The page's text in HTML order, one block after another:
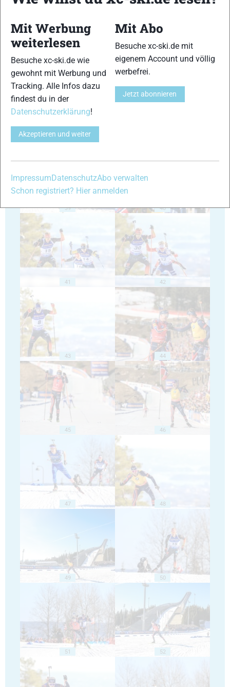
35 36
37
39 40
41 42
43 44
45 46
47 48
49 50
51 52
Mit Werbung
weiterlesen
Besuche xc-ski.de wie
gewohnt mit Werbung und
Tracking. Alle Infos dazu
findest du in der
Datenschutzerklärung!
Akzeptieren und weiter
Mit Abo
Besuche xc-ski.de mit
eigenem Account und völlig
werbefrei.
Jetzt abonnieren
ImpressumDatenschutzAbo verwalten
Schon registriert? Hier anmelden